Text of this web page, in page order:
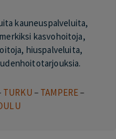
kauneuspalveluita,
kasvohoitoja,
hiuspalveluita,
TURKU – TAMPERE–